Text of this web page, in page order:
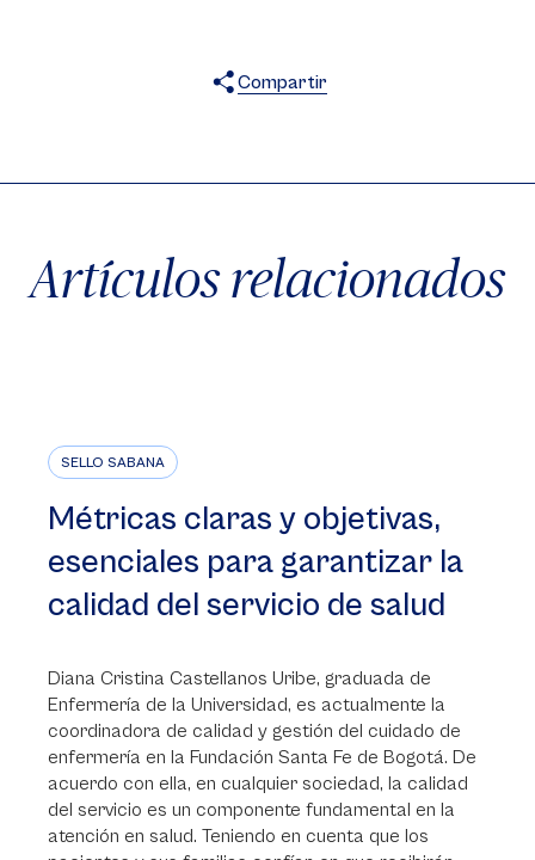
Compartir
Artículos relacionados
SELLO SABANA
Métricas claras y objetivas,
esenciales para garantizar la
calidad del servicio de salud
Diana Cristina Castellanos Uribe, graduada de
Enfermería de la Universidad, es actualmente la
coordinadora de calidad y gestión del cuidado de
enfermería en la Fundación Santa Fe de Bogotá. De
acuerdo con ella, en cualquier sociedad, la calidad
del servicio es un componente fundamental en la
atención en salud. Teniendo en cuenta que los